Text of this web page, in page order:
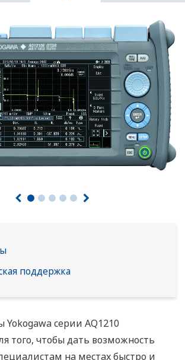
поддержка
серии AQ1210
того, чтобы дать возможность
на местах быстро и